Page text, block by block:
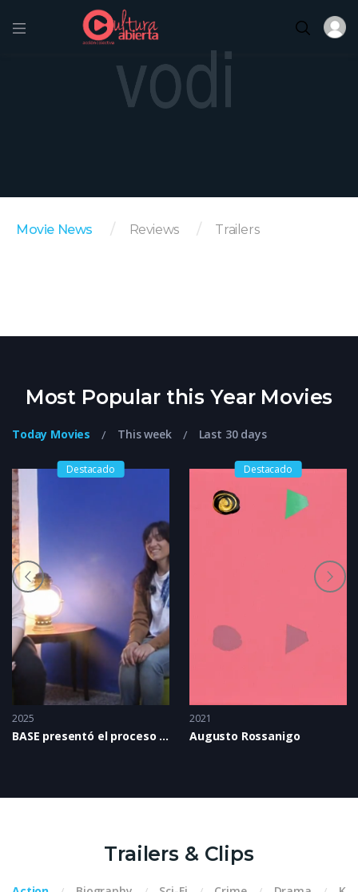
Movie News Reviews Trailers
Most Popular this Year Movies
Today Movies This week Last 30 days
Destacado
2025
BASE presentó el proceso de trabajo de Paula Aldea
Destacado
2021
Augusto Rossanigo
Trailers & Clips